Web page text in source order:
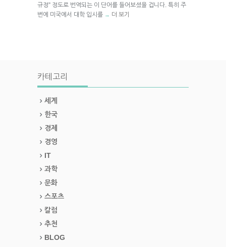
규정” 정도로 번역되는 이 단어를 들어보셨을 겁니다. 특히 주
변에 미국에서 대학 입시를 → 더 보기
카테고리
세계
한국
경제
경영
IT
과학
문화
스포츠
칼럼
추천
BLOG